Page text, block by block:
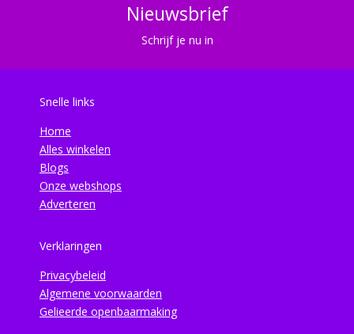
Nieuwsbrief
Schrijf je nu in
Snelle links
Home
Alles winkelen
Blogs
Onze webshops
Adverteren
Verklaringen
Privacybeleid
Algemene voorwaarden
Gelieerde openbaarmaking